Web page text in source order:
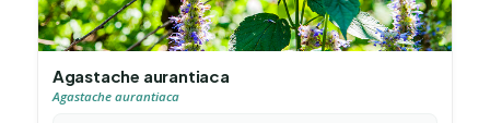
Agastache aurantiaca
Agastache aurantiaca